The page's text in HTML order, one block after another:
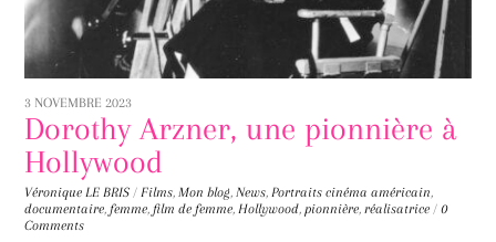
3 NOVEMBRE 2023
Dorothy Arzner, une pionnière à
Hollywood
Véronique LE BRIS / Films, Mon blog, News, Portraits cinéma américain,
documentaire, femme, film de femme, Hollywood, pionnière, réalisatrice / 0
Comments